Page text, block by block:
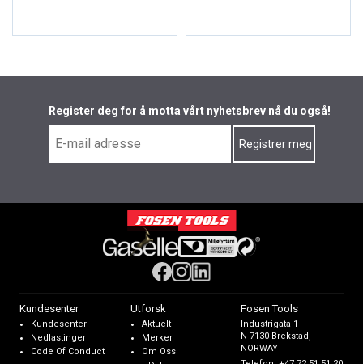
Register deg for å motta vårt nyhetsbrev nå du også!
Kundesenter
Kundesenter
Nedlastinger
Code Of Conduct
Utforsk
Aktuelt
Merker
Om Oss
Fosen Tools
Industrigata 1
N-7130 Brekstad,
NORWAY